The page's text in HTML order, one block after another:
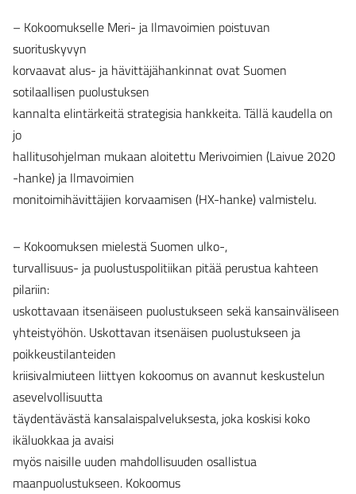
– Kokoomukselle Meri- ja Ilmavoimien poistuvan
suorituskyvyn
korvaavat alus- ja hävittäjähankinnat ovat Suomen
sotilaallisen puolustuksen
kannalta elintärkeitä strategisia hankkeita. Tällä kaudella on
jo
hallitusohjelman mukaan aloitettu Merivoimien (Laivue 2020
-hanke) ja Ilmavoimien
monitoimihävittäjien korvaamisen (HX-hanke) valmistelu.
– Kokoomuksen mielestä Suomen ulko-,
turvallisuus- ja puolustuspolitiikan pitää perustua kahteen
pilariin:
uskottavaan itsenäiseen puolustukseen sekä kansainväliseen
yhteistyöhön. Uskottavan itsenäisen puolustukseen ja
poikkeustilanteiden
kriisivalmiuteen liittyen kokoomus on avannut keskustelun
asevelvollisuutta
täydentävästä kansalaispalveluksesta, joka koskisi koko
ikäluokkaa ja avaisi
myös naisille uuden mahdollisuuden osallistua
maanpuolustukseen. Kokoomus